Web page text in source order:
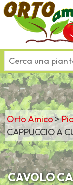
Orto Amico>
CAPPUCCIO A
CAVOLO